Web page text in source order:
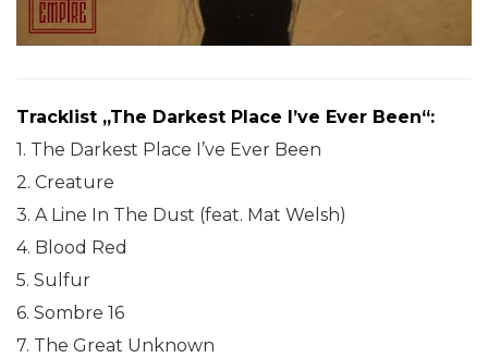
Tracklist „The Darkest Place I’ve Ever Been“:
1. The Darkest Place I’ve Ever Been
2. Creature
3. A Line In The Dust (feat. Mat Welsh)
4. Blood Red
5. Sulfur
6. Sombre 16
7. The Great Unknown